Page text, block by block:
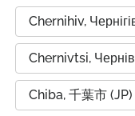
Chernihiv,
Chernivtsi,
Chiba, 千葉市 (JP)